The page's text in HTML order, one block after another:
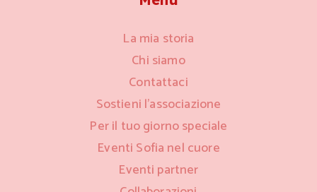
La mia storia
Chi siamo
Contattaci
Sostieni l’associazione
Per il tuo giorno speciale
Eventi Sofia nel cuore
Eventi partner